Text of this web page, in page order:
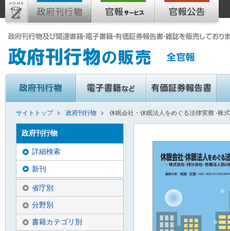
サイトトップ 政府刊行物 休眠会社・休眠法人をめぐる法律実務 -株
政府刊行物
詳細検索
新刊
省庁別
分野別
書籍カテゴリ別